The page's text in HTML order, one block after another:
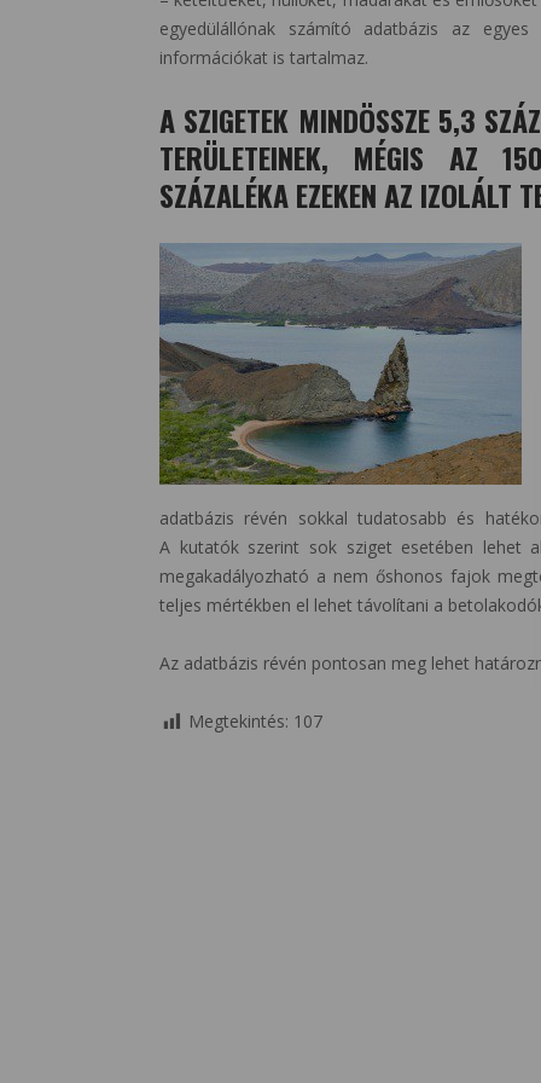
egyedülállónak számító adatbázis az
információkat is tartalmaz.
A SZIGETEK MINDÖSSZE 5,3
TERÜLETEINEK, MÉGIS AZ
SZÁZALÉKA EZEKEN AZ IZOLÁLT
adatbázis révén sokkal tudatosabb és
A kutatók szerint sok sziget esetében lehet
megakadályozható a nem őshonos fajok
teljes mértékben el lehet távolítani a
Az adatbázis révén pontosan meg lehet
Megtekintés: 107